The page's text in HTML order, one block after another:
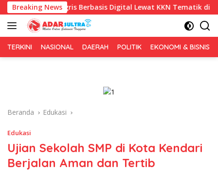
Langsung
ke
konten
Breaking News
Berbasis Digital Lewat KKN Tematik di Desa Alebo
TERKINI NASIONAL DAERAH POLITIK EKONOMI & BISNIS
Beranda Edukasi
Edukasi
Ujian Sekolah SMP di Kota Kendari
Berjalan Aman dan Tertib